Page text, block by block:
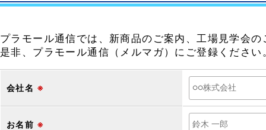
プラモール通信では、新商品のご案内、工場見学会
是非、プラモール通信（メルマガ）にご登録ください
会社名 ※
お名前 ※